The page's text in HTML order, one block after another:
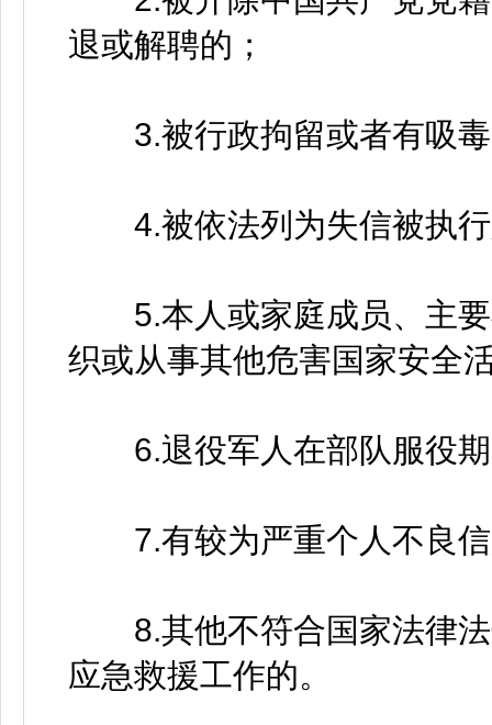
退或解聘的；
3.被行政拘留或者有吸毒
4.被依法列为失信被执行
5.本人或家庭成员、主要
织或从事其他危害国家安全
6.退役军人在部队服役期
7.有较为严重个人不良信
8.其他不符合国家法律法
应急救援工作的。